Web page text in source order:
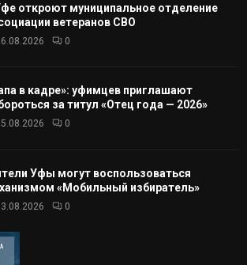
откроют муниципальное отделение
ветеранов СВО
0
в кадре»: уфимцев приглашают
за титул «Отец года — 2026»
0
Уфы могут воспользоваться
«Мобильный избиратель»
0